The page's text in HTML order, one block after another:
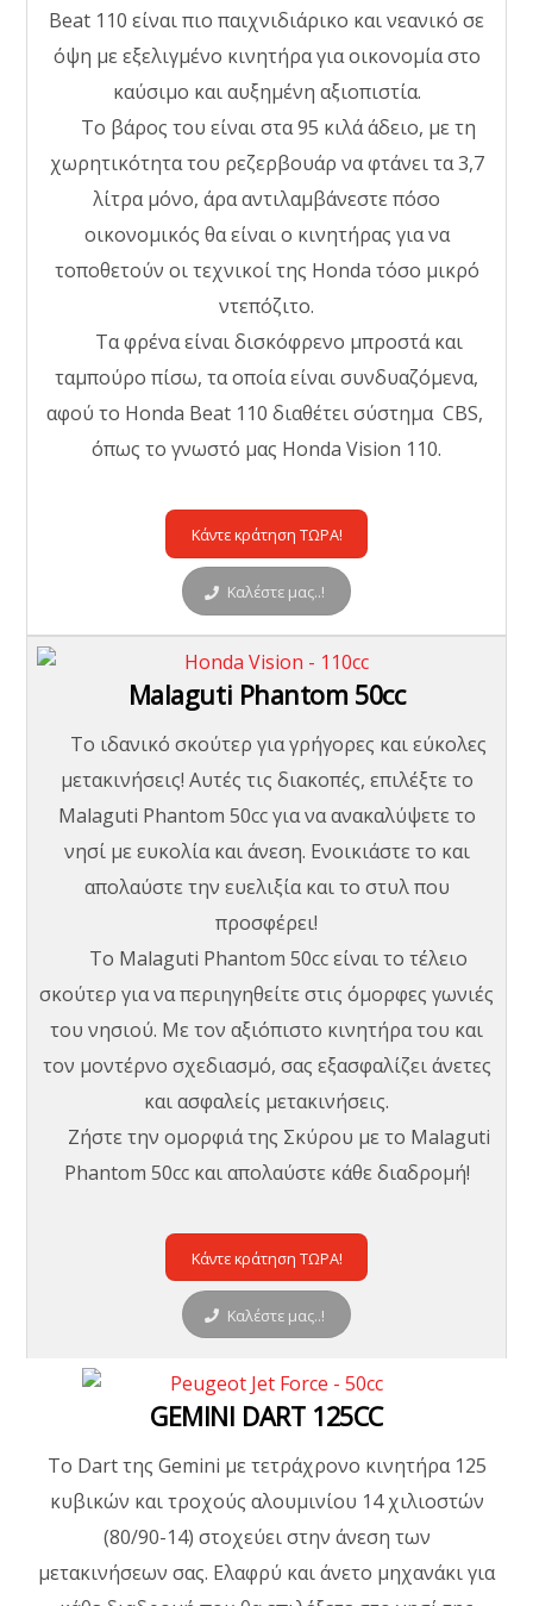
Beat 110 είναι πιο παιχνιδιάρικο και νεανικό σε
όψη με εξελιγμένο κινητήρα για οικονομία στο
καύσιμο και αυξημένη αξιοπιστία.
Το βάρος του είναι στα 95 κιλά άδειο, με τη
χωρητικότητα του ρεζερβουάρ να φτάνει τα 3,7
λίτρα μόνο, άρα αντιλαμβάνεστε πόσο
οικονομικός θα είναι ο κινητήρας για να
τοποθετούν οι τεχνικοί της Honda τόσο μικρό
ντεπόζιτο.
Τα φρένα είναι δισκόφρενο μπροστά και
ταμπούρο πίσω, τα οποία είναι συνδυαζόμενα,
αφού το Honda Beat 110 διαθέτει σύστημα CBS,
όπως το γνωστό μας Honda Vision 110.
Κάντε κράτηση ΤΩΡΑ!
Καλέστε μας..!
Malaguti Phantom 50cc
Το ιδανικό σκούτερ για γρήγορες και εύκολες
μετακινήσεις! Αυτές τις διακοπές, επιλέξτε το
Malaguti Phantom 50cc για να ανακαλύψετε το
νησί με ευκολία και άνεση. Ενοικιάστε το και
απολαύστε την ευελιξία και το στυλ που
προσφέρει!
Το Malaguti Phantom 50cc είναι το τέλειο
σκούτερ για να περιηγηθείτε στις όμορφες γωνιές
του νησιού. Με τον αξιόπιστο κινητήρα του και
τον μοντέρνο σχεδιασμό, σας εξασφαλίζει άνετες
και ασφαλείς μετακινήσεις.
Ζήστε την ομορφιά της Σκύρου με το Malaguti
Phantom 50cc και απολαύστε κάθε διαδρομή!
Κάντε κράτηση ΤΩΡΑ!
Καλέστε μας..!
GEMINI DART 125CC
Το Dart της Gemini με τετράχρονο κινητήρα 125
κυβικών και τροχούς αλουμινίου 14 χιλιοστών
(80/90-14) στοχεύει στην άνεση των
μετακινήσεων σας. Ελαφρύ και άνετο μηχανάκι για